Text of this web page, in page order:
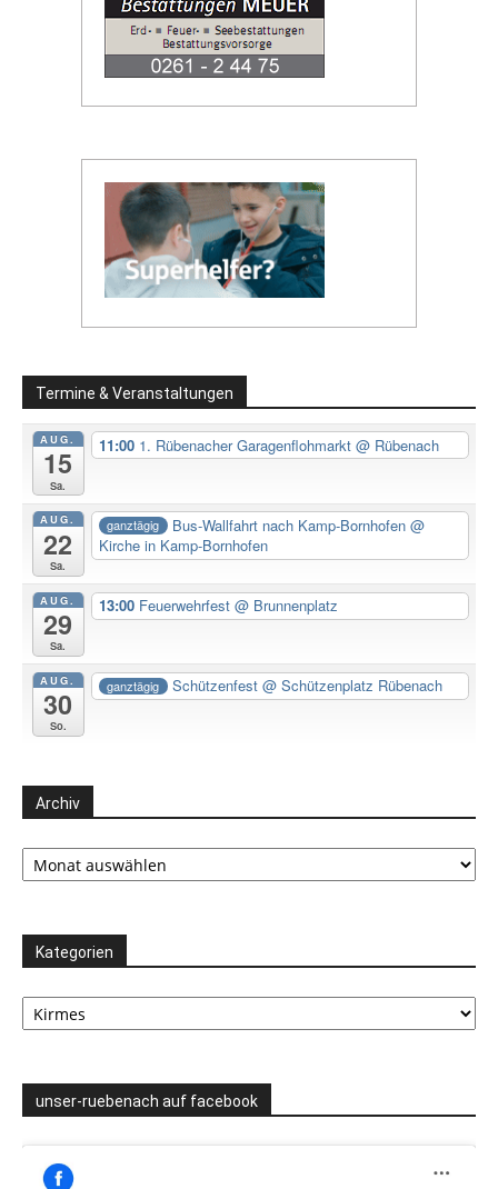
Termine & Veranstaltungen
AUG.
15
Sa.
11:00 1. Rübenacher Garagenflohmarkt @ Rübenach
AUG.
22
Sa.
ganztägig Bus-Wallfahrt nach Kamp-Bornhofen@
Kirche in Kamp-Bornhofen
AUG.
29
Sa.
13:00 Feuerwehrfest @ Brunnenplatz
AUG.
30
So.
ganztägig Schützenfest@ Schützenplatz Rübenach
Archiv
Archiv
Kategorien
Kategorien
unser-ruebenach auf facebook